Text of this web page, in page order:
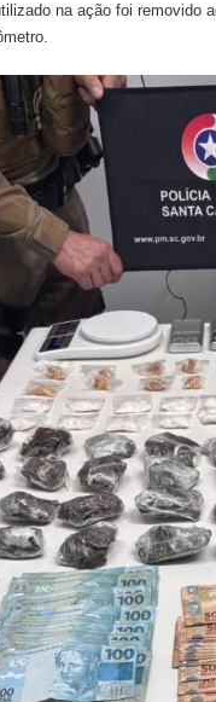
na ação foi removido